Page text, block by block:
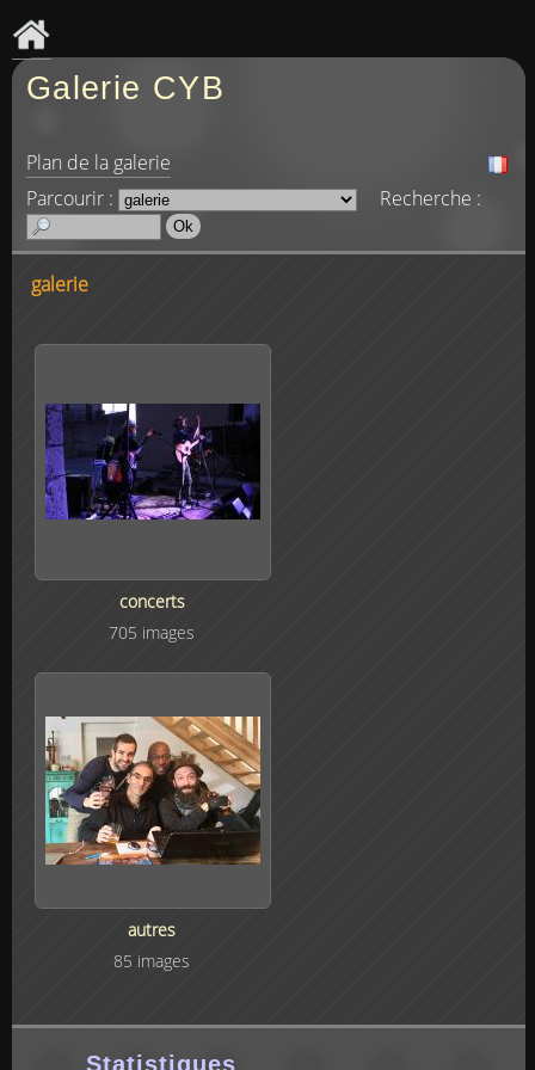
Galerie CYB
Plan de la galerie
Parcourir :
Recherche :
galerie
concerts
705 images
autres
85 images
Statistiques